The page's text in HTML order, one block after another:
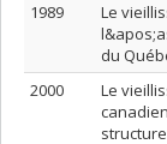
1989
Le
du
2000
Le